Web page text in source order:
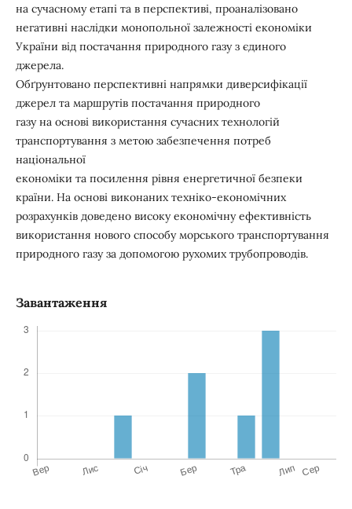
на сучасному етапі та в перспективі, проаналізовано
негативні наслідки монопольної залежності економіки
України від постачання природного газу з єдиного
джерела.
Обґрунтовано перспективні напрямки диверсифікації
джерел та маршрутів постачання природного
газу на основі використання сучасних технологій
транспортування з метою забезпечення потреб
національної
економіки та посилення рівня енергетичної безпеки
країни. На основі виконаних техніко-економічних
розрахунків доведено високу економічну ефективність
використання нового способу морського транспортування
природного газу за допомогою рухомих трубопроводів.
Завантаження